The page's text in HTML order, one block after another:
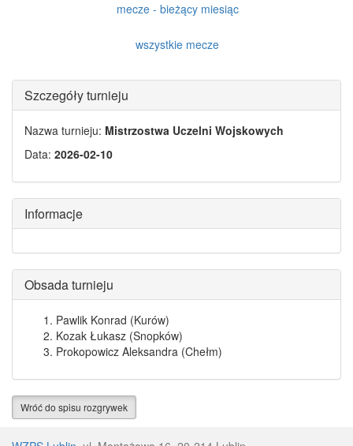
mecze - bieżący miesiąc
wszystkie mecze
Szczegóły turnieju
Nazwa turnieju: Mistrzostwa Uczelni Wojskowych
Data: 2026-02-10
Informacje
Obsada turnieju
Pawlik Konrad (Kurów)
Kozak Łukasz (Snopków)
Prokopowicz Aleksandra (Chełm)
Wróć do spisu rozgrywek